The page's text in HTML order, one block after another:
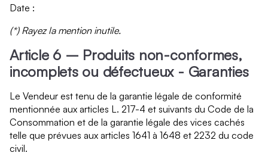
Date :
(*) Rayez la mention inutile.
Article 6 – Produits non-conformes,
incomplets ou défectueux - Garanties
Le Vendeur est tenu de la garantie légale de conformité
mentionnée aux articles L. 217-4 et suivants du Code de la
Consommation et de la garantie légale des vices cachés
telle que prévues aux articles 1641 à 1648 et 2232 du code
civil.